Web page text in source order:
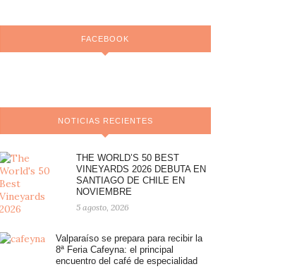
FACEBOOK
NOTICIAS RECIENTES
THE WORLD’S 50 BEST
VINEYARDS 2026 DEBUTA EN
SANTIAGO DE CHILE EN
NOVIEMBRE
5 agosto, 2026
Valparaíso se prepara para recibir la
8ª Feria Cafeyna: el principal
encuentro del café de especialidad